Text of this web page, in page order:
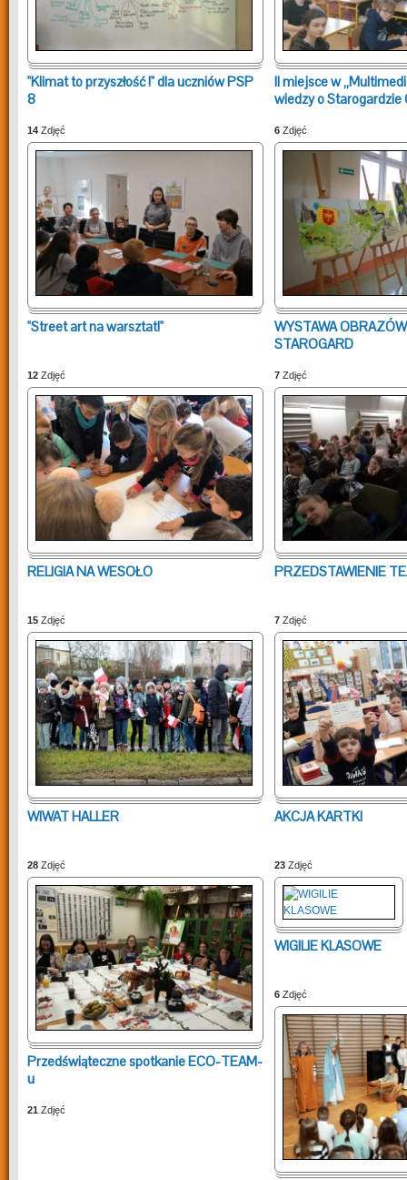
"Klimat to przyszłość !" dla uczniów PSP
8
14 Zdjęć
II miejsce w
wiedzy o Starogardzie
6 Zdjęć
"Street art na warsztat!"
12 Zdjęć
WYSTAWA
STAROGARD
7 Zdjęć
RELIGIA NA WESOŁO
15 Zdjęć
PRZEDSTAWIENIE
7 Zdjęć
WIWAT HALLER
28 Zdjęć
AKCJA KARTKI
23 Zdjęć
Przedświąteczne spotkanie ECO-TEAM-
u
21 Zdjęć
WIGILIE KLASOWE
6 Zdjęć